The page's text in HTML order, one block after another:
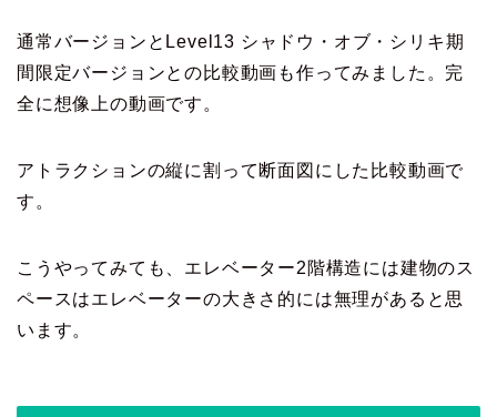
通常バージョンとLevel13 シャドウ・オブ・シリキ期
間限定バージョンとの比較動画も作ってみました。完
全に想像上の動画です。
アトラクションの縦に割って断面図にした比較動画で
す。
こうやってみても、エレベーター2階構造には建物のス
ペースはエレベーターの大きさ的には無理があると思
います。